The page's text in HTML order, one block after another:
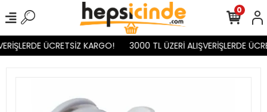
ÜCRETSİZ KARGO! 3000 TL ÜZERİ ALIŞVERİŞLERDE
0